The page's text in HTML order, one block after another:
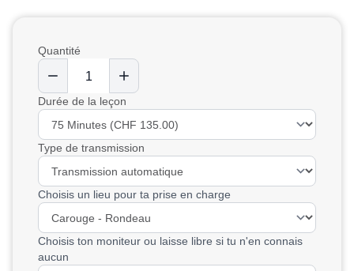
Quantité
Durée de la leçon
Type de transmission
Choisis un lieu pour ta prise en charge
Choisis ton moniteur ou laisse libre si tu n'en connais
aucun